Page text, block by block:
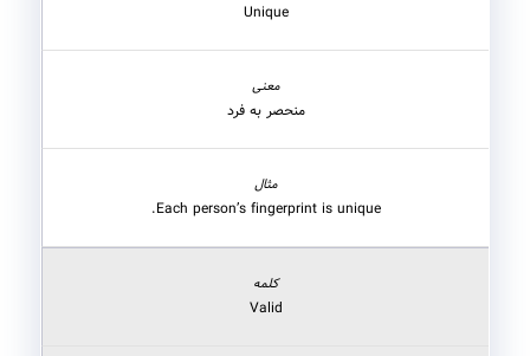
Unique
منحصر به فرد
Each person’s fingerprint is unique.
Valid